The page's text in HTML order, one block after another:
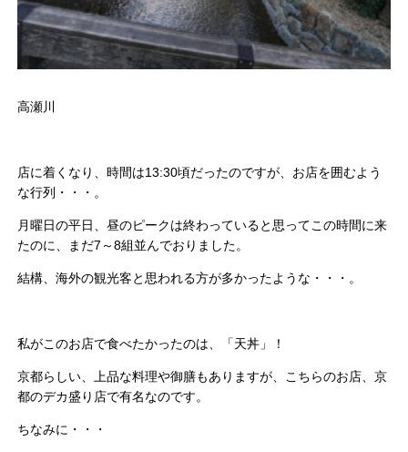
高瀬川
店に着くなり、時間は13:30頃だったのですが、お店を囲むよう
な行列・・・。
月曜日の平日、昼のピークは終わっていると思ってこの時間に来
たのに、まだ7～8組並んでおりました。
結構、海外の観光客と思われる方が多かったような・・・。
私がこのお店で食べたかったのは、「天丼」！
京都らしい、上品な料理や御膳もありますが、こちらのお店、京
都のデカ盛り店で有名なのです。
ちなみに・・・